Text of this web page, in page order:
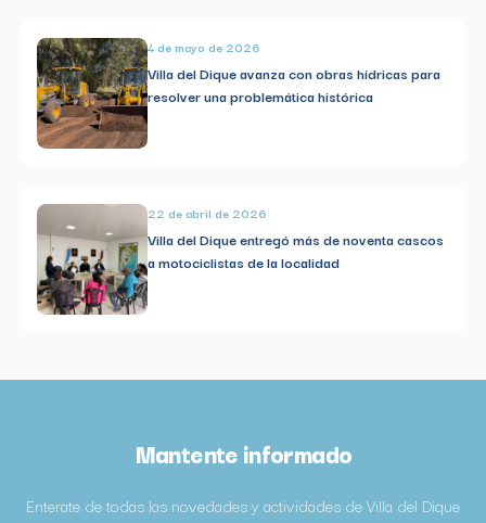
4 de mayo de 2026
Villa del Dique avanza con obras hídricas para
resolver una problemática histórica
22 de abril de 2026
Villa del Dique entregó más de noventa cascos
a motociclistas de la localidad
Mantente informado
Enterate de todas las novedades y actividades de Villa del Dique